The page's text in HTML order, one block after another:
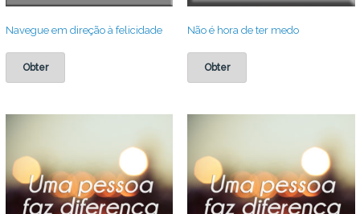
Navegue em direção à felicidade
Obter
Não é hora de ter medo
Obter